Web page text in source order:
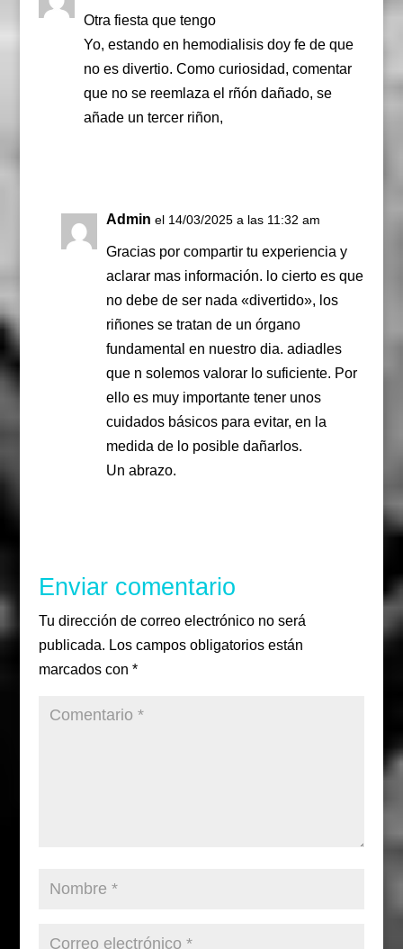
Otra fiesta que tengo
Yo, estando en hemodialisis doy fe de que
no es divertio. Como curiosidad, comentar
que no se reemlaza el rñón dañado, se
añade un tercer riñon,
Admin el 14/03/2025 a las 11:32 am
Gracias por compartir tu experiencia y
aclarar mas información. lo cierto es que
no debe de ser nada «divertido», los
riñones se tratan de un órgano
fundamental en nuestro dia. adiadles
que n solemos valorar lo suficiente. Por
ello es muy importante tener unos
cuidados básicos para evitar, en la
medida de lo posible dañarlos.
Un abrazo.
Enviar comentario
Tu dirección de correo electrónico no será
publicada. Los campos obligatorios están
marcados con *